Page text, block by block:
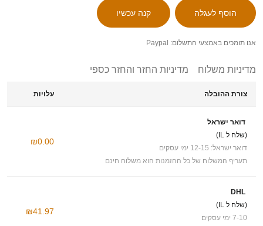
אנו תומכים באמצעי התשלום: Paypal
מדיניות משלוח מדיניות החזר והחזר כספי
צורת ההובלה עלויות
דואר ישראל
(שלח ל IL)
דואר ישראל: 12-15 ימי עסקים
תעריף המשלוח של כל ההזמנות הוא משלוח חינם
₪0.00
DHL
(שלח ל IL)
7-10 ימי עסקים
₪41.97